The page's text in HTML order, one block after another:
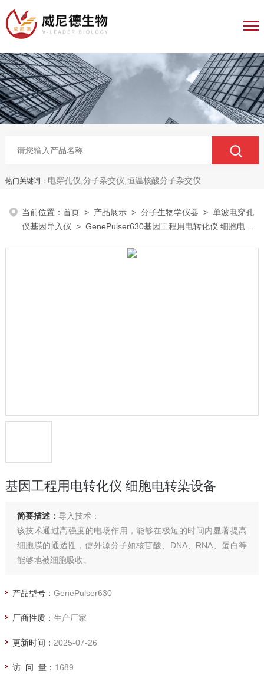
热门关键词： 电穿孔仪,分子杂交仪,恒温核酸分子杂交仪
当前位置：首页 > 产品展示 >分子生物学仪器 >单波电穿孔
仪基因导入仪 > GenePulser630基因工程用电转化仪 细胞电转
基因工程用电转化仪 细胞电转染设备
简要描述： 导入技术：
该技术通过高强度的电场作用，能够在极短的时间内显著提高
细胞膜的通透性，使外源分子如核苷酸、DNA、RNA、蛋白等
能够地被细胞吸收。
适用于多种不同类型的细胞，包括原核细胞（如细菌、酵母）
不仅可以用于细胞内的分子导入，还适用于植物原生质、完整
产品型号： GenePulser630
厂商性质： 生产厂家
更新时间： 2025-07-26
访 问 量： 1689